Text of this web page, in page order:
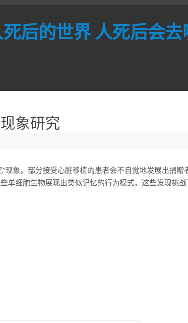
后的世界 人死后会去
象研究
现象。部分接受心脏移植的患者会不自觉地发展出捐
单细胞生物展现出类似记忆的行为模式。这些发现挑